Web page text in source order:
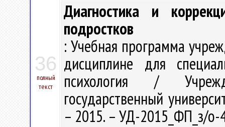
36
полный
текст
Диагностика и
подростков
: Учебная программа
дисциплине для
психология /
государственный
– 2015. – УД-2015_ФП_з/о-